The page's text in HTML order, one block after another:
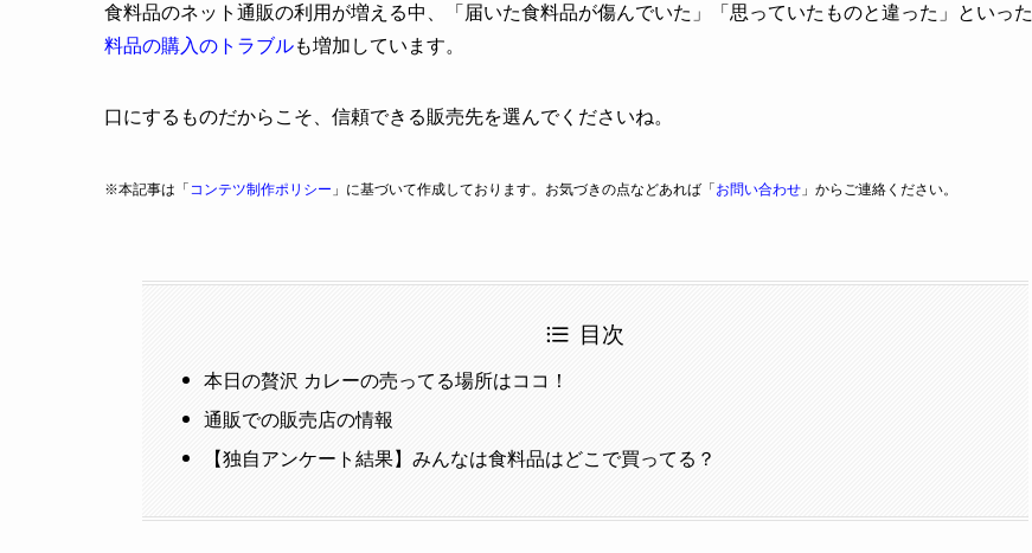
食料品のネット通販の利用が増える中、「届いた食料品が傷んでいた」「思っていたものと違った」といった
料品の購入のトラブルも増加しています。
口にするものだからこそ、信頼できる販売先を選んでくださいね。
※本記事は「 コンテツ制作ポリシー 」に基づいて作成しております。お気づきの点などあれば「 お問い合わせ 」からご連絡ください。
目次
本日の贅沢 カレーの売ってる場所はココ！
通販での販売店の情報
【独自アンケート結果】みんなは食料品はどこで買ってる？